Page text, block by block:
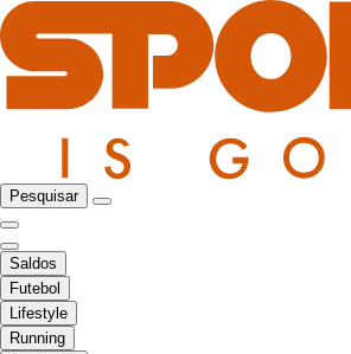
Pesquisar
Saldos
Futebol
Lifestyle
Running